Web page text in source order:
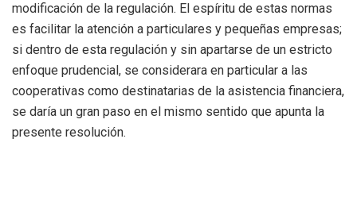
modificación de la regulación. El espíritu de estas normas
es facilitar la atención a particulares y pequeñas empresas;
si dentro de esta regulación y sin apartarse de un estricto
enfoque prudencial, se considerara en particular a las
cooperativas como destinatarias de la asistencia financiera,
se daría un gran paso en el mismo sentido que apunta la
presente resolución.